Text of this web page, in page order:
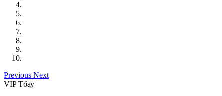
Previous Next
VIP Тбау